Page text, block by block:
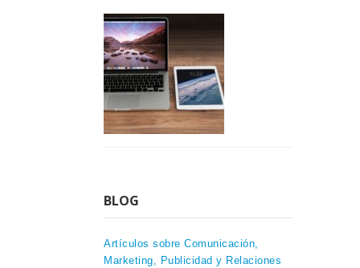
BLOG
Artículos sobre Comunicación,
Marketing, Publicidad y Relaciones